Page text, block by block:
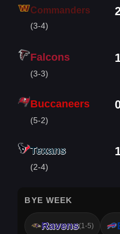
Commanders
(3-4)
Falcons
(3-3)
Buccaneers
(5-2)
Texans
(2-4)
BYE WEEK
Ravens(1-5)